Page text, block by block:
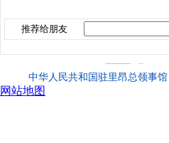
推荐给朋友
中华人民共和国驻里昂总领事
网站地图